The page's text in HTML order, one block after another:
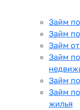
Займ
Займ
Займ
Займ
Займ
Займ
жилья